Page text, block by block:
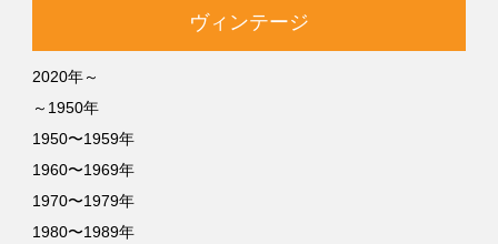
ヴィンテージ
2020年～
～1950年
1950〜1959年
1960〜1969年
1970〜1979年
1980〜1989年